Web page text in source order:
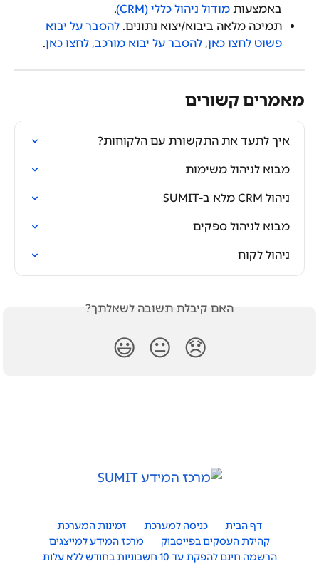
באמצעות מודול ניהול כללי (CRM)
.
תמיכה מלאה ביבוא/יצוא נתונים. להסבר על יבוא
פשוט לחצו כאן, להסבר על יבוא מורכב, לחצו כאן.
מאמרים קשורים
איך לתעד את התקשורת עם הלקוחות?
מבוא לניהול משימות
ניהול CRM מלא ב-SUMIT
מבוא לניהול ספקים
ניהול לקוח
האם קיבלת תשובה לשאלתך?
😞
😐
😃
דף הבית כניסה למערכת
זמינות המערכת
קהילת העסקים בפייסבוק
מרכז המידע למייצגים
הרשמה חינם להפקת עד 10 חשבוניות בחודש ללא עלות